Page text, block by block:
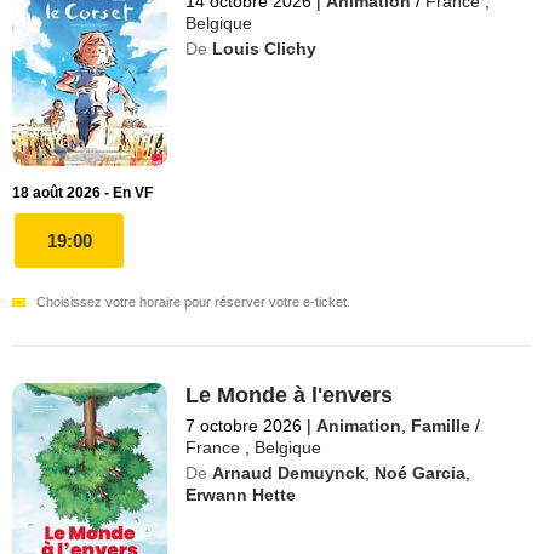
Belgique
De Louis Clichy
18 août 2026 - En VF
19:00
Choisissez votre horaire pour réserver votre e-ticket.
Le Monde à l'envers
7 octobre 2026 | Animation Famille /
France
Belgique
De Arnaud Demuynck Noé Garcia
Erwann Hette